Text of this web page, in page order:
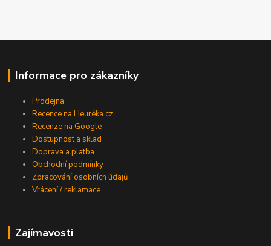
Informace pro zákazníky
Prodejna
Recence na Heuréka.cz
Recenze na Google
Dostupnost a sklad
Doprava a platba
Obchodní podmínky
Zpracování osobních údajů
Vrácení / reklamace
Zajímavosti